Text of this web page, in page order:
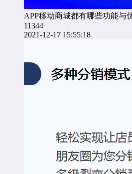
APP移动商城都有哪些功能与
11344
2021-12-17 15:55:18